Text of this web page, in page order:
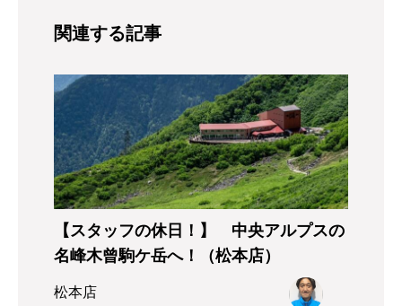
関連する記事
【スタッフの休日！】 中央アルプスの
名峰木曾駒ケ岳へ！（松本店）
松本店